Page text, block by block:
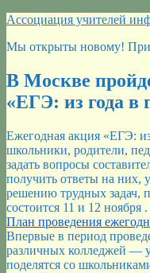
Перейти
содержимому
Ассоциация учителей
Мы открыты новому!
В Москве
«ЕГЭ: из года в
Ежегодная акция «ЕГЭ:
школьники, родители,
задать вопросы
получить ответы на них,
решению трудных задач,
состоится 11 и 12 ноября .
План проведения
Впервые в период
различных колледжей —
поделятся со